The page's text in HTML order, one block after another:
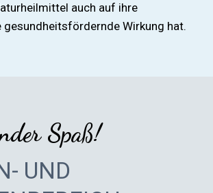
auch auf ihre
gesundheitsfördernde Wirkung hat.
Spaß!
UND